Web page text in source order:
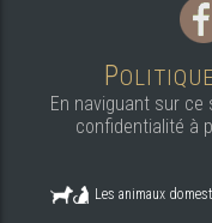
P
En naviguant sur
confidentialité à
Les animaux